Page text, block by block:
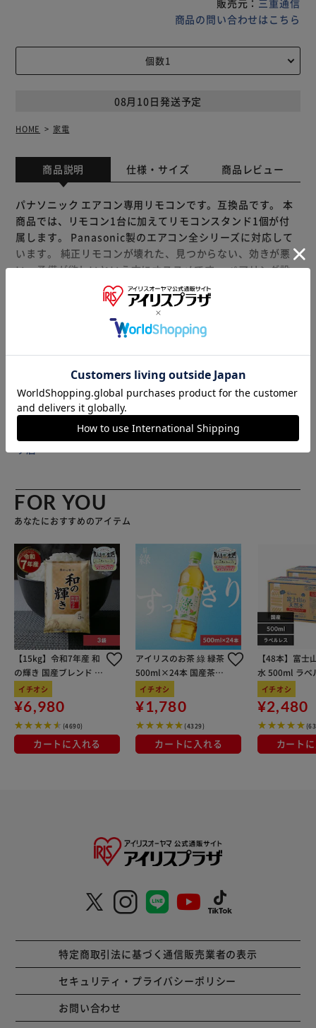
販売元： 三重通信
商品の問い合わせはこちら
08月10日発送予定
HOME 家電
商品説明 仕様・サイズ 商品レビュー
パナソニック エアコン専用リモコンです。互換品です。 本
商品では、リモコン1台に加えてリモコンスタンド1個が付
属します。 Panasonic製のエアコン全シリーズに対応して
います。 純正リモコンが壊れた、見つからない、効きが悪
い、予備が欲しいという方にオススメです。 ペアリング設
定1分ですぐに使えます。 耐圧素材で傷付かず、長く使えま
す。 省電力エコ設計+即反応で快適に操作できます。 壁に掛
けて使えるリモコンスタンドが1個もらえてお得です。 ■商
品仕様 内容物：リモコン1台、リモコンスタンド1個 対応エ
く) スタンド寸法：約10*9cm スタンドカラー：黄色、白、
グレー、黒(全4色) ※リモコンスタンドのカラーはランダム
で発送となります。 カラーの指定をご希望のお客様は、発
送前にお問い合わせください。発送後のカラー指定、変更な
の具合により、実物とは色合いが異なる場合がございます。
もっと見る
じめご了承ください。
販売元(特定商取引法に基づく表記)：三重通信 アイリスプラ
ザ店
FOR YOU
あなたにおすすめのアイテム
【15kg】令和7年産 和
の輝き 国産ブレンド 5
kg×3袋
イチオシ
¥6,980
(4690)
カートに入れる
アイリスのお茶 綠 緑茶
500ml×24本 国産茶葉
100％使用
イチオシ
¥1,780
(4329)
カートに入れる
【48本】富士
水 500ml ラベ
イチオシ
¥2,480
カート
特定商取引法に基づく通信販売業者の表示
セキュリティ・プライバシーポリシー
お問い合わせ